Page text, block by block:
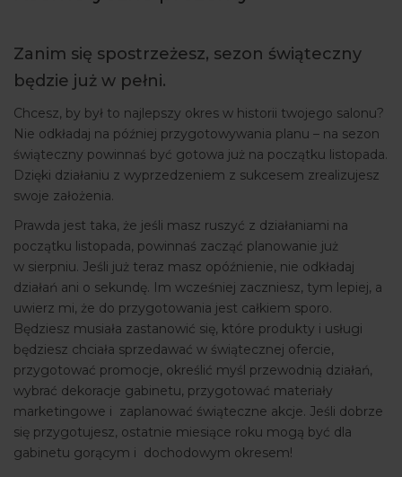
WYDARZENIA
Zanim się spostrzeżesz, sezon świąteczny
będzie już w pełni.
Chcesz, by był to najlepszy okres w historii twojego salonu?
Nie odkładaj na później przygotowywania planu – na sezon
świąteczny powinnaś być gotowa już na początku listopada.
Dzięki działaniu z wyprzedzeniem z sukcesem zrealizujesz
swoje założenia.
Prawda jest taka, że jeśli masz ruszyć z działaniami na
początku listopada, powinnaś zacząć planowanie już
w sierpniu. Jeśli już teraz masz opóźnienie, nie odkładaj
działań ani o sekundę. Im wcześniej zaczniesz, tym lepiej, a
uwierz mi, że do przygotowania jest całkiem sporo.
Będziesz musiała zastanowić się, które produkty i usługi
będziesz chciała sprzedawać w świątecznej ofercie,
przygotować promocje, określić myśl przewodnią działań,
wybrać dekoracje gabinetu, przygotować materiały
marketingowe i zaplanować świąteczne akcje. Jeśli dobrze
się przygotujesz, ostatnie miesiące roku mogą być dla
gabinetu gorącym i dochodowym okresem!